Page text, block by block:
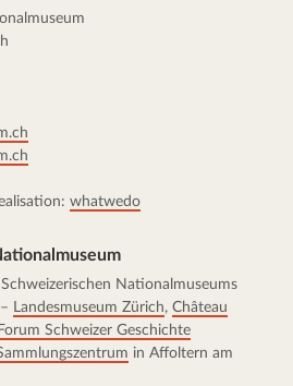
whatwedo
Nationalmuseums
Landesmuseum Zürich, Château
Forum Schweizer Geschichte
in Affoltern am